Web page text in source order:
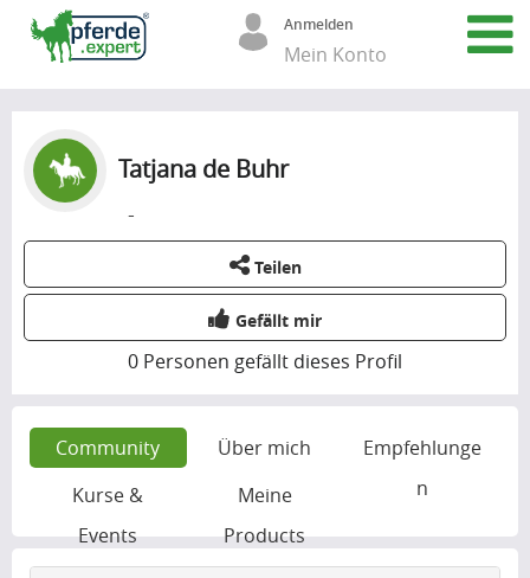
Anmelden
Mein Konto
Tatjana de Buhr
-
Teilen
Gefällt mir
0 Personen gefällt dieses Profil
Community Über mich
Empfehlunge
n
Kurse &
Events
Meine
Products